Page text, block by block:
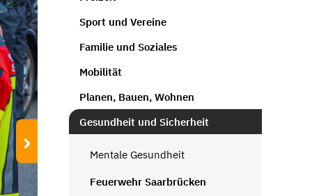
›
Sport und Vereine
Familie und Soziales
Mobilität
Planen, Bauen, Wohnen
Gesundheit und Sicherheit
Mentale Gesundheit
Feuerwehr Saarbrücken